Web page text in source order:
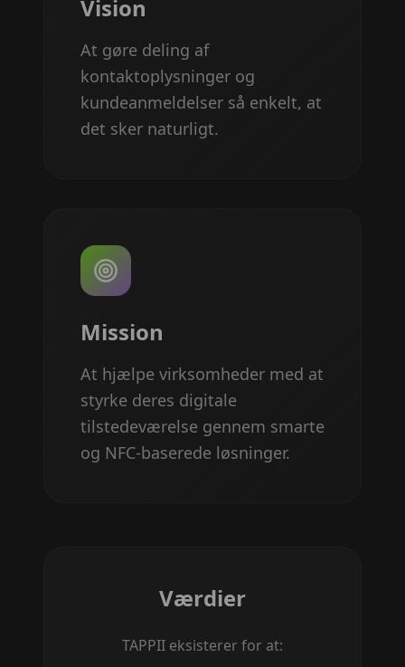
Vision
At gøre deling af
kontaktoplysninger og
kundeanmeldelser så enkelt, at
det sker naturligt.
Mission
At hjælpe virksomheder med at
styrke deres digitale
tilstedeværelse gennem smarte
og NFC-baserede løsninger.
Værdier
TAPPII eksisterer for at: